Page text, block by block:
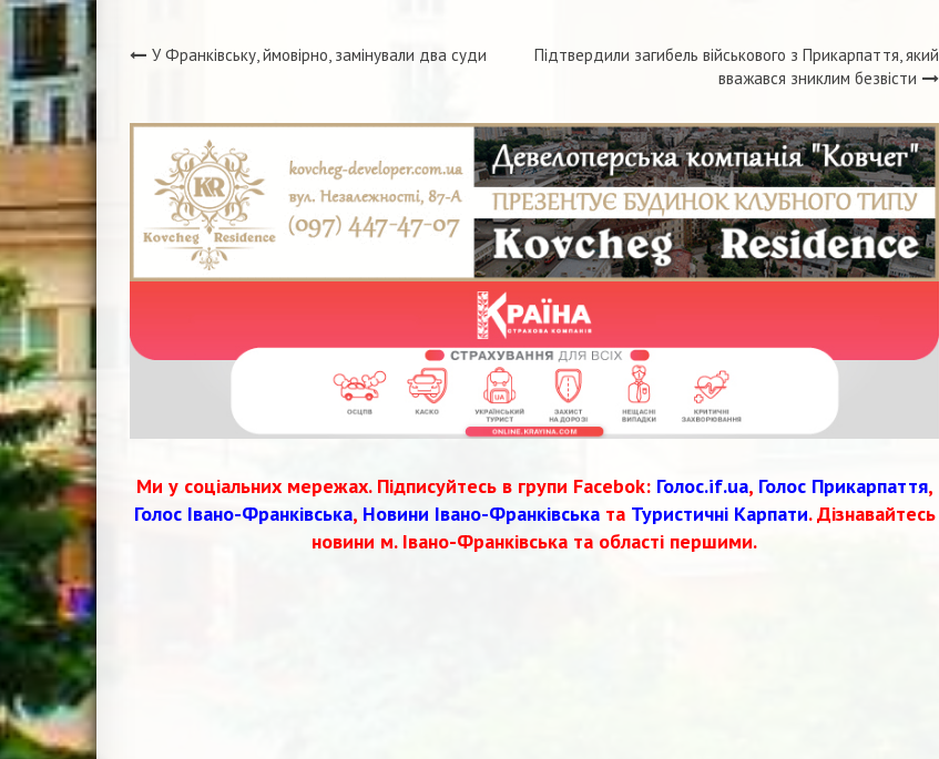
Навігація
записів
У Франківську, ймовірно, замінували два суди
Підтвердили загибель військового з Прикарпаття, який
вважався зниклим безвісти
Ми у соціальних мережах. Підписуйтесь в групи Facebok: Голос.if.ua, Голос Прикарпаття,
Голос Івано-Франківська, Новини Івано-Франківськата Туристичні Карпати. Дізнавайтесь
новини м. Івано-Франківська та області першими.